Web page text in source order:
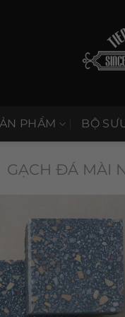
PHẨM BỘ
GẠCH ĐÁ MÀI